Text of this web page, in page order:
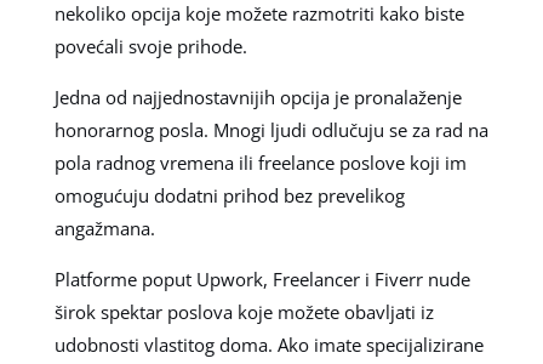
nekoliko opcija koje možete razmotriti kako biste
povećali svoje prihode.
Jedna od najjednostavnijih opcija je pronalaženje
honorarnog posla. Mnogi ljudi odlučuju se za rad na
pola radnog vremena ili freelance poslove koji im
omogućuju dodatni prihod bez prevelikog
angažmana.
Platforme poput Upwork, Freelancer i Fiverr nude
širok spektar poslova koje možete obavljati iz
udobnosti vlastitog doma. Ako imate specijalizirane